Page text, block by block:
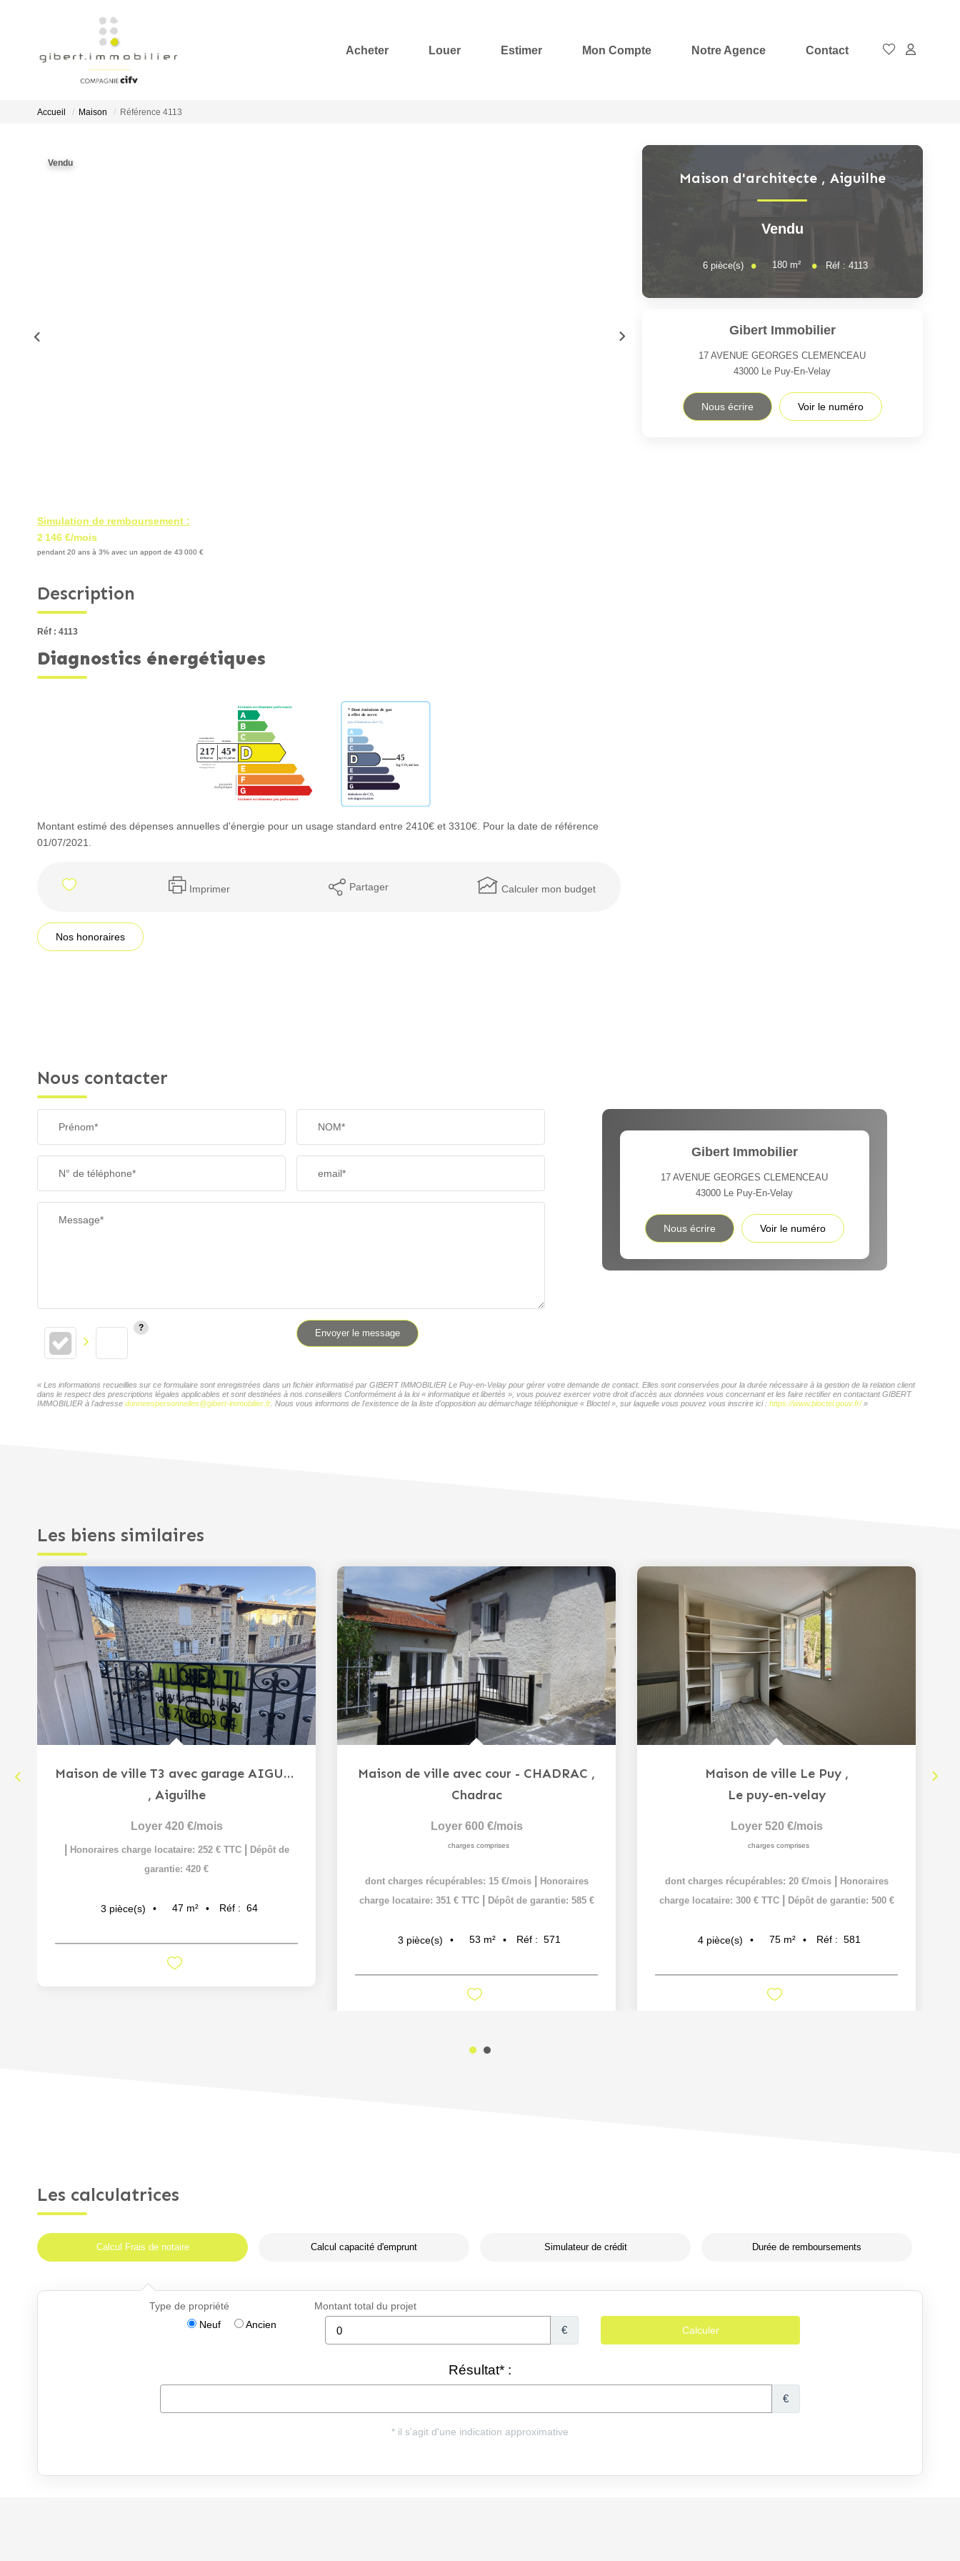
Acheter Louer Estimer Mon Compte Notre Agence Contact
Accueil Maison Référence 4113
Vendu
Simulation de remboursement :
2 146 €/mois
pendant 20 ans à 3% avec un apport de 43 000 €
Description
Réf : 4113
Diagnostics énergétiques
Montant estimé des dépenses annuelles d'énergie pour un usage standard entre 2410€ et 3310€. Pour la date de référence
01/07/2021.
Imprimer Partager Calculer mon budget
Nos honoraires
Maison d'architecte , Aiguilhe
Vendu
6 pièce(s) 180 m² Réf : 4113
Gibert Immobilier
17 AVENUE GEORGES CLEMENCEAU
43000 Le Puy-En-Velay
Nous écrire Voir le numéro
Nous contacter
Prénom* NOM*
N° de téléphone* email*
Message*
Envoyer le message
Gibert Immobilier
17 AVENUE GEORGES CLEMENCEAU
43000 Le Puy-En-Velay
Nous écrire Voir le numéro
« Les informations recueillies sur ce formulaire sont enregistrées dans un fichier informatisé par GIBERT IMMOBILIER Le Puy-en-Velay pour gérer votre demande de contact. Elles sont conservées pour la durée nécessaire à la gestion de la relation client
dans le respect des prescriptions légales applicables et sont destinées à nos conseillers Conformément à la loi « informatique et libertés », vous pouvez exercer votre droit d'accès aux données vous concernant et les faire rectifier en contactant GIBERT
IMMOBILIER à l'adresse donneespersonnelles@gibert-immobilier.fr . Nous vous informons de l'existence de la liste d'opposition au démarchage téléphonique « Bloctel », sur laquelle vous pouvez vous inscrire ici : https://www.bloctel.gouv.fr/»
Les biens similaires
Maison de ville T3 avec garage AIGUILHE
, Aiguilhe
Loyer 420 €/mois
Honoraires charge locataire: 252 € TTC
Dépôt de
garantie: 420 €
3 pièce(s) 47 m² Réf : 64
Maison de ville avec cour - CHADRAC ,
Chadrac
Loyer 600 €/mois
charges comprises
dont charges récupérables: 15 €/mois
Honoraires
charge locataire: 351 € TTC
Dépôt de garantie: 585 €
3 pièce(s) 53 m² Réf : 571
Maison de ville Le Puy ,
Le puy-en-velay
Loyer 520 €/mois
charges comprises
dont charges récupérables: 20 €/mois
Honoraires
charge locataire: 300 € TTC
Dépôt de garantie: 500 €
4 pièce(s) 75 m² Réf : 581
Les calculatrices
Calcul Frais de notaire Calcul capacité d'emprunt Simulateur de crédit Durée de remboursements